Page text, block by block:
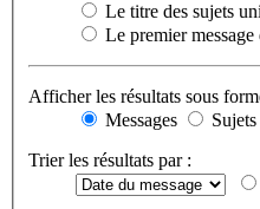
Le titre des sujets
Le premier
Afficher les résultats sous
Messages
Sujets
Trier les résultats par :